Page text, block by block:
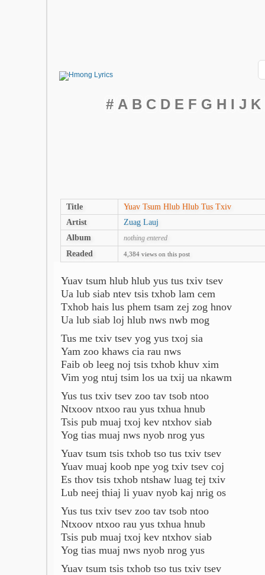
# A B C D E F G H I J K
Title
Yuav Tsum Hlub Hlub Tus Txiv
Artist
Zuag Lauj
Album
nothing entered
Readed 4,384 views on this post
Yuav tsum hlub hlub yus tus txiv tsev
Ua lub siab ntev tsis txhob lam cem
Txhob hais lus phem tsam zej zog hnov
Ua lub siab loj hlub nws nwb mog
Tus me txiv tsev yog yus txoj sia
Yam zoo khaws cia rau nws
Faib ob leeg noj tsis txhob khuv xim
Vim yog ntuj tsim los ua txij ua nkawm
Yus tus txiv tsev zoo tav tsob ntoo
Ntxoov ntxoo rau yus txhua hnub
Tsis pub muaj txoj kev ntxhov siab
Yog tias muaj nws nyob nrog yus
Yuav tsum tsis txhob tso tus txiv tsev
Yuav muaj koob npe yog txiv tsev coj
Es thov tsis txhob ntshaw luag tej txiv
Lub neej thiaj li yuav nyob kaj nrig os
Yus tus txiv tsev zoo tav tsob ntoo
Ntxoov ntxoo rau yus txhua hnub
Tsis pub muaj txoj kev ntxhov siab
Yog tias muaj nws nyob nrog yus
Yuav tsum tsis txhob tso tus txiv tsev